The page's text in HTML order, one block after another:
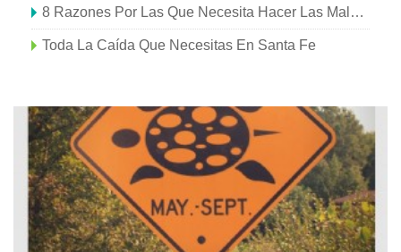
8 Razones Por Las Que Necesita Hacer Las Maletas Para Monterey
Toda La Caída Que Necesitas En Santa Fe